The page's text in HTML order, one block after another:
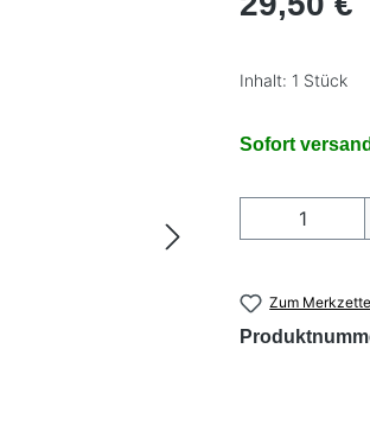
Inhalt: 1 Stück
Sofort
Produkt
Zum